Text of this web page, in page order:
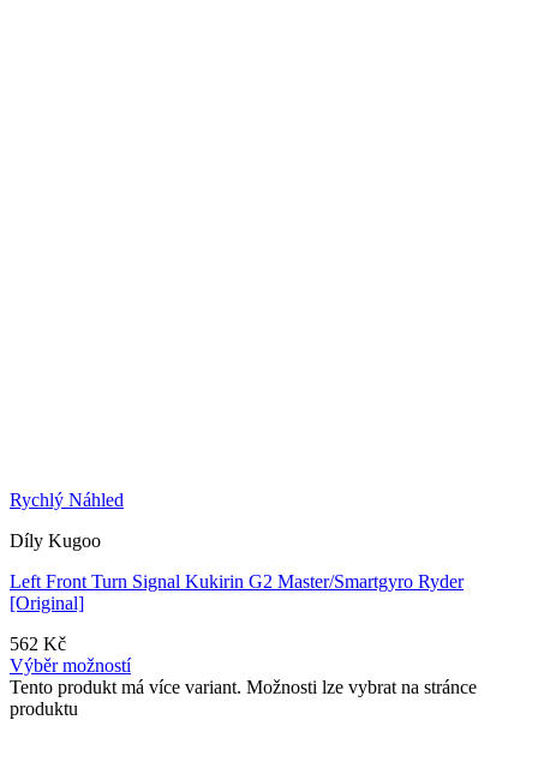
Rychlý Náhled
Díly Kugoo
Left Front Turn Signal Kukirin G2 Master/Smartgyro Ryder
[Original]
562 Kč
Výběr možností
Tento produkt má více variant. Možnosti lze vybrat na stránce
produktu